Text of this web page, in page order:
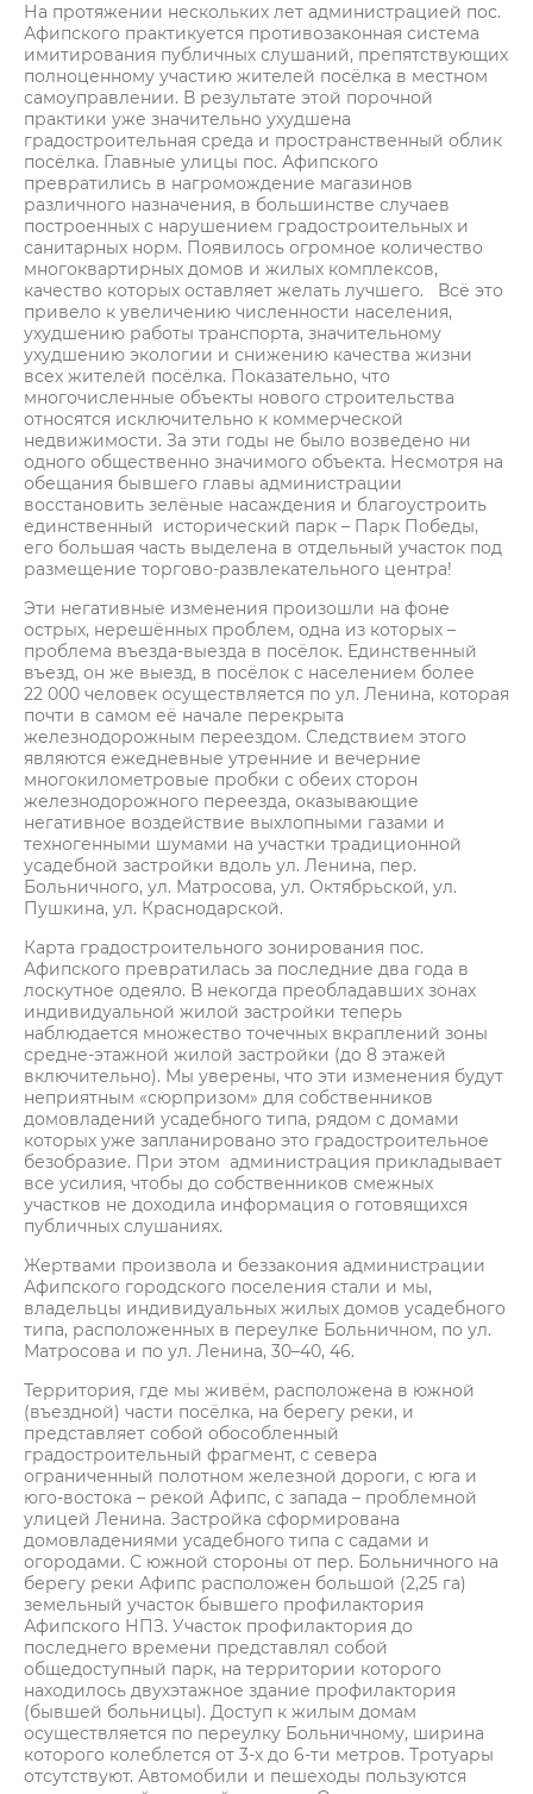
На протяжении нескольких лет администрацией пос.
Афипского практикуется противозаконная система
имитирования публичных слушаний, препятствующих
полноценному участию жителей посёлка в местном
самоуправлении. В результате этой порочной
практики уже значительно ухудшена
градостроительная среда и пространственный облик
посёлка. Главные улицы пос. Афипского
превратились в нагромождение магазинов
различного назначения, в большинстве случаев
построенных с нарушением градостроительных и
санитарных норм. Появилось огромное количество
многоквартирных домов и жилых комплексов,
качество которых оставляет желать лучшего. Всё это
привело к увеличению численности населения,
ухудшению работы транспорта, значительному
ухудшению экологии и снижению качества жизни
всех жителей посёлка. Показательно, что
многочисленные объекты нового строительства
относятся исключительно к коммерческой
недвижимости. За эти годы не было возведено ни
одного общественно значимого объекта. Несмотря на
обещания бывшего главы администрации
восстановить зелёные насаждения и благоустроить
единственный исторический парк – Парк Победы,
его большая часть выделена в отдельный участок под
размещение торгово-развлекательного центра!
Эти негативные изменения произошли на фоне
острых, нерешённых проблем, одна из которых –
проблема въезда-выезда в посёлок. Единственный
въезд, он же выезд, в посёлок с населением более
22 000 человек осуществляется по ул. Ленина, которая
почти в самом её начале перекрыта
железнодорожным переездом. Следствием этого
являются ежедневные утренние и вечерние
многокилометровые пробки с обеих сторон
железнодорожного переезда, оказывающие
негативное воздействие выхлопными газами и
техногенными шумами на участки традиционной
усадебной застройки вдоль ул. Ленина, пер.
Больничного, ул. Матросова, ул. Октябрьской, ул.
Пушкина, ул. Краснодарской.
Карта градостроительного зонирования пос.
Афипского превратилась за последние два года в
лоскутное одеяло. В некогда преобладавших зонах
индивидуальной жилой застройки теперь
наблюдается множество точечных вкраплений зоны
средне-этажной жилой застройки (до 8 этажей
включительно). Мы уверены, что эти изменения будут
неприятным «сюрпризом» для собственников
домовладений усадебного типа, рядом с домами
которых уже запланировано это градостроительное
безобразие. При этом администрация прикладывает
все усилия, чтобы до собственников смежных
участков не доходила информация о готовящихся
публичных слушаниях.
Жертвами произвола и беззакония администрации
Афипского городского поселения стали и мы,
владельцы индивидуальных жилых домов усадебного
типа, расположенных в переулке Больничном, по ул.
Матросова и по ул. Ленина, 30–40, 46.
Территория, где мы живём, расположена в южной
(въездной) части посёлка, на берегу реки, и
представляет собой обособленный
градостроительный фрагмент, с севера
ограниченный полотном железной дороги, с юга и
юго-востока – рекой Афипс, с запада – проблемной
улицей Ленина. Застройка сформирована
домовладениями усадебного типа с садами и
огородами. С южной стороны от пер. Больничного на
берегу реки Афипс расположен большой (2,25 га)
земельный участок бывшего профилактория
Афипского НПЗ. Участок профилактория до
последнего времени представлял собой
общедоступный парк, на территории которого
находилось двухэтажное здание профилактория
(бывшей больницы). Доступ к жилым домам
осуществляется по переулку Больничному, ширина
которого колеблется от 3-х до 6-ти метров. Тротуары
отсутствуют. Автомобили и пешеходы пользуются